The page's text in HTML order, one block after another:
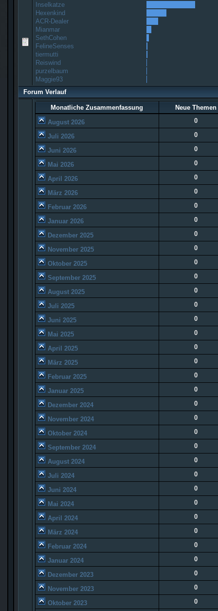
Inselkatze
Hexenkind
ACR-Dealer
Mianmar
SethCohen
FelineSenses
tiermutti
Reiswind
purzelbaum
Maggie93
Forum Verlauf
Monatliche Zusammenfassung
Neue Themen
August 2026
0
Juli 2026 0
Juni 2026 0
Mai 2026 0
April 2026 0
März 2026 0
Februar 2026 0
Januar 2026 0
Dezember 2025 0
November 2025 0
Oktober 2025 0
September 2025 0
August 2025 0
Juli 2025 0
Juni 2025 0
Mai 2025 0
April 2025 0
März 2025 0
Februar 2025 0
Januar 2025 0
Dezember 2024 0
November 2024 0
Oktober 2024 0
September 2024 0
August 2024 0
Juli 2024 0
Juni 2024 0
Mai 2024 0
April 2024 0
März 2024 0
Februar 2024 0
Januar 2024 0
Dezember 2023 0
November 2023 0
Oktober 2023 0